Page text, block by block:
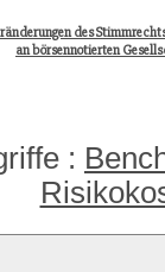
des
an börsennotierten
: